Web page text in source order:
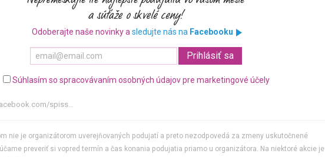
Odoberajte naše novinky a sledujte nás na Facebooku
Súhlasím so spracovávaním osobných údajov pre marketingové účely
spiss...
nie je organizátorom uverejňovaných podujatí a preto nezodpovedá za zmeny uskutočnené
preveriť si vopred termín a čas konania podujatia priamo u organizátora. Na niektoré akcie je